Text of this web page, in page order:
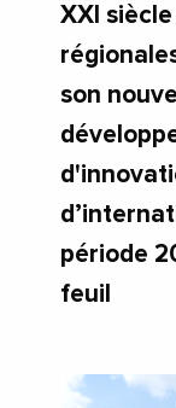
XXI
son
période
feuil